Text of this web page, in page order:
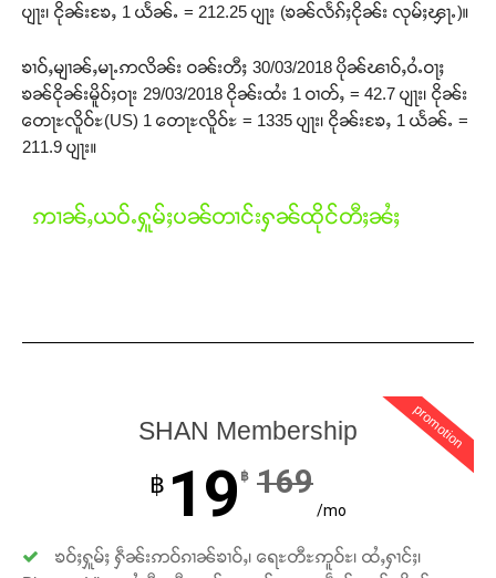
ပျႃး၊ ငိုၼ်းၶႄႇ 1 ယႅၼ်ႉ = 212.25 ပျႃး (ၶၼ်လႅၵ်ႈငိုၼ်း လုမ်ႈၾႃႉ)။
ၶၢဝ်ႇမျၢၼ်ႇမႃႉဢလိၼ်း ဝၼ်းတီႈ 30/03/2018 ပိုၼ်ၽၢဝ်ႇဝႆႉဝႃႈ
ၶၼ်ငိုၼ်းမိူဝ်ႈဝႃး 29/03/2018 ငိုၼ်းထႆး 1 ဝၢတ်ႇ = 42.7 ပျႃး၊ ငိုၼ်း
တေႃႊလိူဝ်ႊ(US) 1 တေႃႊလိူဝ်ႊ = 1335 ပျႃး၊ ငိုၼ်းၶႄႇ 1 ယႅၼ်ႉ =
211.9 ပျႃး။
ဢၢၼ်ႇယဝ်ႉႁူမ်ႈပၼ်တၢင်းႁၼ်ထိုင်တီႈၼႆႈ
promotion
SHAN Membership
฿ 19 ฿ 169
/mo
ၶဝ်ႈႁူမ်ႈ ႁဵၼ်းဢဝ်ၵၢၼ်ၶၢဝ်ႇ၊ ရေႊတီႊဢူဝ်ႊ၊ ထႆႇႁၢင်ႈ၊